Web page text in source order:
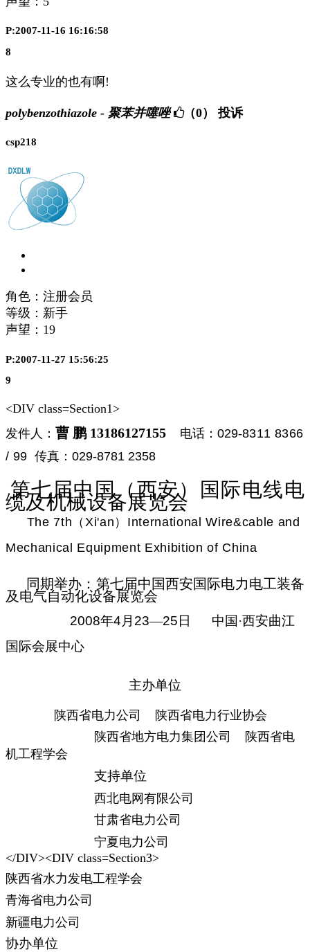
P:2007-11-16 16:16:58
8
这么专业的也有啊!
polybenzothiazole - 聚苯并噻唑 （0） 投诉
csp218
角色：注册会员
等级：新手
声望： 19
P:2007-11-27 15:56:25
9
<DIV class=Section1>
发件人： 曹 鹏13186127155 电话： 029-8311 8366
/ 99 传真： 029-8781 2358
第七届中国（西安）国际电线电
缆及机械设备展览会
The 7th （ Xi'an ） International Wire&cable and
Mechanical Equipment Exhibition of China
同期举办：第七届中国西安国际电力电工装备
及电气自动化设备展览会
2008年4 月 23—25 日
中国·西安曲江
国际会展中心
主办单位
陕西省电力公司
陕西省电力行业协会
陕西省地方电力集团公司
陕西省电
机工程学会
支持单位
西北电网有限公司
甘肃省电力公司
宁夏电力公司
</DIV><DIV class=Section3>
陕西省水力发电工程学会
青海省电力公司
新疆电力公司
协办单位